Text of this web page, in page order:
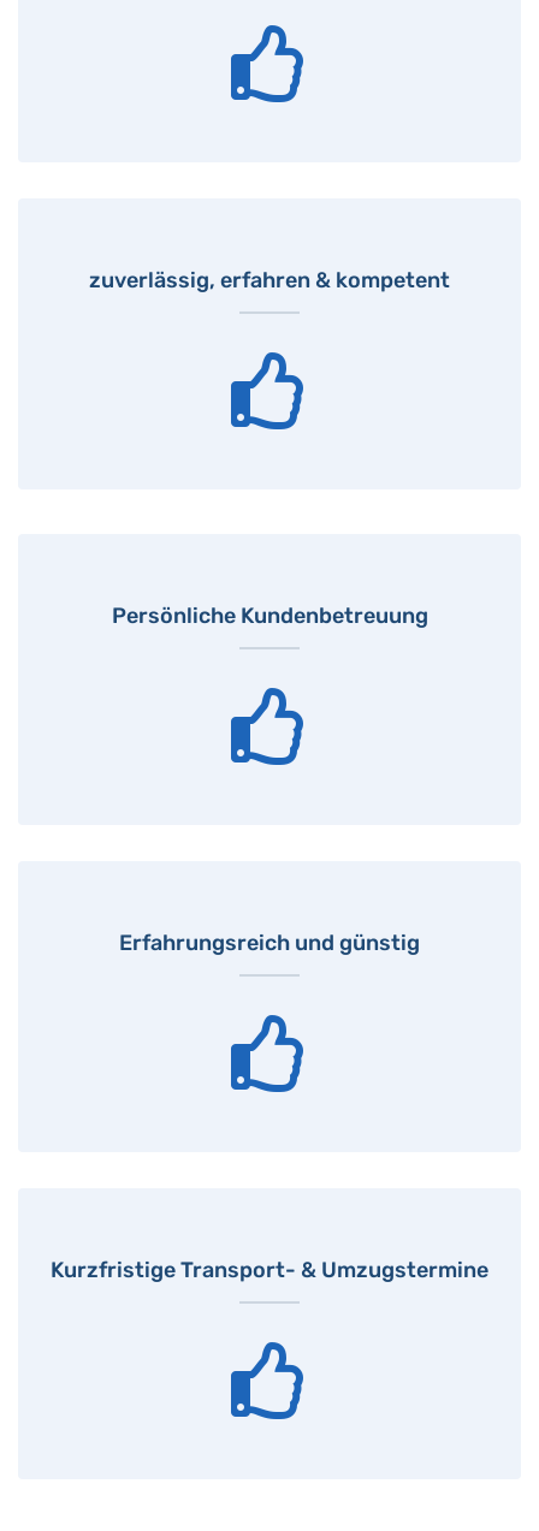
zuverlässig, erfahren & kompetent
Persönliche Kundenbetreuung
Erfahrungsreich und günstig
Kurzfristige Transport- & Umzugstermine